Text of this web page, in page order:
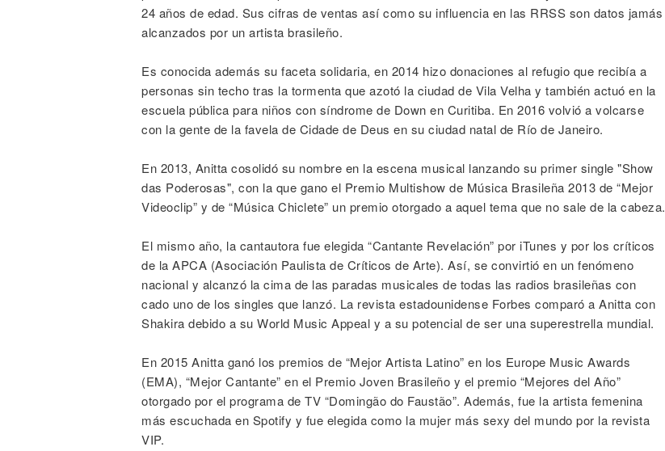
24 años de edad. Sus cifras de ventas así como su influencia en las RRSS son datos jamás
alcanzados por un artista brasileño.
Es conocida además su faceta solidaria, en 2014 hizo donaciones al refugio que recibía a
personas sin techo tras la tormenta que azotó la ciudad de Vila Velha y también actuó en la
escuela pública para niños con síndrome de Down en Curitiba. En 2016 volvió a volcarse
con la gente de la favela de Cidade de Deus en su ciudad natal de Río de Janeiro.
En 2013, Anitta cosolidó su nombre en la escena musical lanzando su primer single "Show
das Poderosas", con la que gano el Premio Multishow de Música Brasileña 2013 de “Mejor
Videoclip” y de “Música Chiclete” un premio otorgado a aquel tema que no sale de la cabeza.
El mismo año, la cantautora fue elegida “Cantante Revelación” por iTunes y por los críticos
de la APCA (Asociación Paulista de Críticos de Arte). Así, se convirtió en un fenómeno
nacional y alcanzó la cima de las paradas musicales de todas las radios brasileñas con
cado uno de los singles que lanzó. La revista estadounidense Forbes comparó a Anitta con
Shakira debido a su World Music Appeal y a su potencial de ser una superestrella mundial.
En 2015 Anitta ganó los premios de “Mejor Artista Latino” en los Europe Music Awards
(EMA), “Mejor Cantante” en el Premio Joven Brasileño y el premio “Mejores del Año”
otorgado por el programa de TV “Domingão do Faustão”. Además, fue la artista femenina
más escuchada en Spotify y fue elegida como la mujer más sexy del mundo por la revista
VIP.